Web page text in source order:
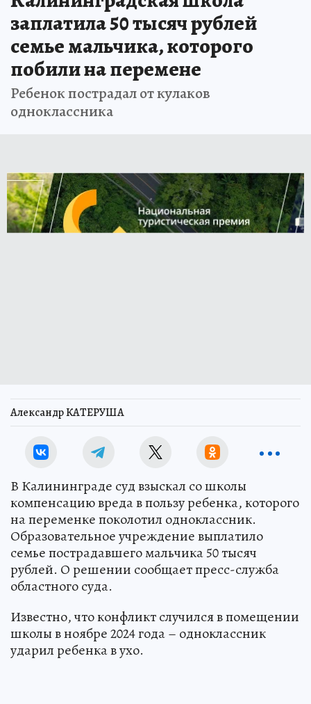
заплатила 50 тысяч рублей
семье мальчика, которого
побили на перемене
Ребенок пострадал от кулаков
одноклассника
Александр КАТЕРУША
В Калининграде суд взыскал со школы
компенсацию вреда в пользу ребенка, которого
на переменке поколотил одноклассник.
Образовательное учреждение выплатило
семье пострадавшего мальчика 50 тысяч
рублей. О решении сообщает пресс-служба
областного суда.
Известно, что конфликт случился в помещении
школы в ноябре 2024 года – одноклассник
ударил ребенка в ухо.